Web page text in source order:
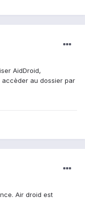
AidDroid,
accèder au dossier par
Air droid est